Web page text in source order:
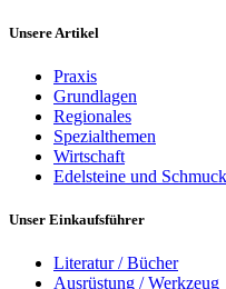
Unsere Artikel
Praxis
Grundlagen
Regionales
Spezialthemen
Wirtschaft
Edelsteine und Schmuck
Unser Einkaufsführer
Literatur / Bücher
Ausrüstung / Werkzeug